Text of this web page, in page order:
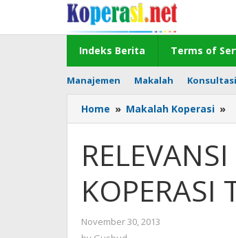
content
Indeks Berita Terms of
Manajemen Makalah Konsultasi
Home » Makalah Koperasi »
KOPERASI
November 30, 2013